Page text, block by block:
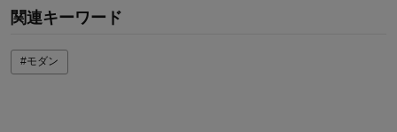
関連キーワード
#モダン